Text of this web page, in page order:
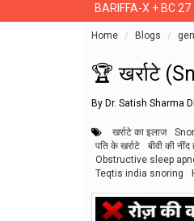
BARIFFA-X + BC 27
Home Blogs
🏆 खर्राटे
By Dr. Satish Sharma
खर्राटे का इलाज
पति के खर्राटे
बीवी की नींद
Obstructive sleep
Teqtis india snoring